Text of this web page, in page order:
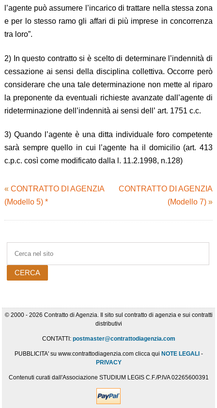
l’agente può assumere l’incarico di trattare nella stessa zona
e per lo stesso ramo gli affari di più imprese in concorrenza
tra loro”.
2) In questo contratto si è scelto di determinare l’indennità di
cessazione ai sensi della disciplina collettiva. Occorre però
considerare che una tale determinazione non mette al riparo
la preponente da eventuali richieste avanzate dall’agente di
rideterminazione dell’indennità ai sensi dell’ art. 1751 c.c.
3) Quando l’agente è una ditta individuale foro competente
sarà sempre quello in cui l’agente ha il domicilio (art. 413
c.p.c. così come modificato dalla l. 11.2.1998, n.128)
« CONTRATTO DI AGENZIA
(Modello 5) *
CONTRATTO DI AGENZIA
(Modello 7) »
© 2000 - 2026 Contratto di Agenzia. Il sito sul contratto di agenzia e sui contratti
distributivi
CONTATTI: postmaster@contrattodiagenzia.com
PUBBLICITA' su www.contrattodiagenzia.com clicca qui NOTE LEGALI -
PRIVACY
Contenuti curati dall'Associazione STUDIUM LEGIS C.F./P.IVA 02265600391